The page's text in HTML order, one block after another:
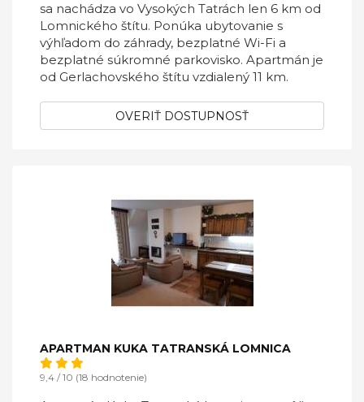
sa nachádza vo Vysokých Tatrách len 6 km od
Lomnického štítu. Ponúka ubytovanie s
výhľadom do záhrady, bezplatné Wi-Fi a
bezplatné súkromné parkovisko. Apartmán je
od Gerlachovského štítu vzdialený 11 km.
OVERIŤ DOSTUPNOSŤ
APARTMAN KUKA TATRANSKÁ LOMNICA
9,4 / 10 (18 hodnotenie)